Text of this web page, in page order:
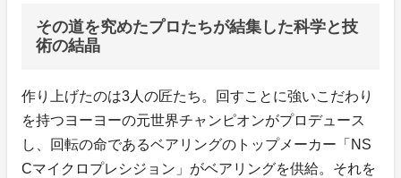
その道を究めたプロたちが結集した科学と技
術の結晶
作り上げたのは3人の匠たち。回すことに強いこだわり
を持つヨーヨーの元世界チャンピオンがプロデュース
し、回転の命であるベアリングのトップメーカー「NS
Cマイクロプレシジョン」がベアリングを供給。それを